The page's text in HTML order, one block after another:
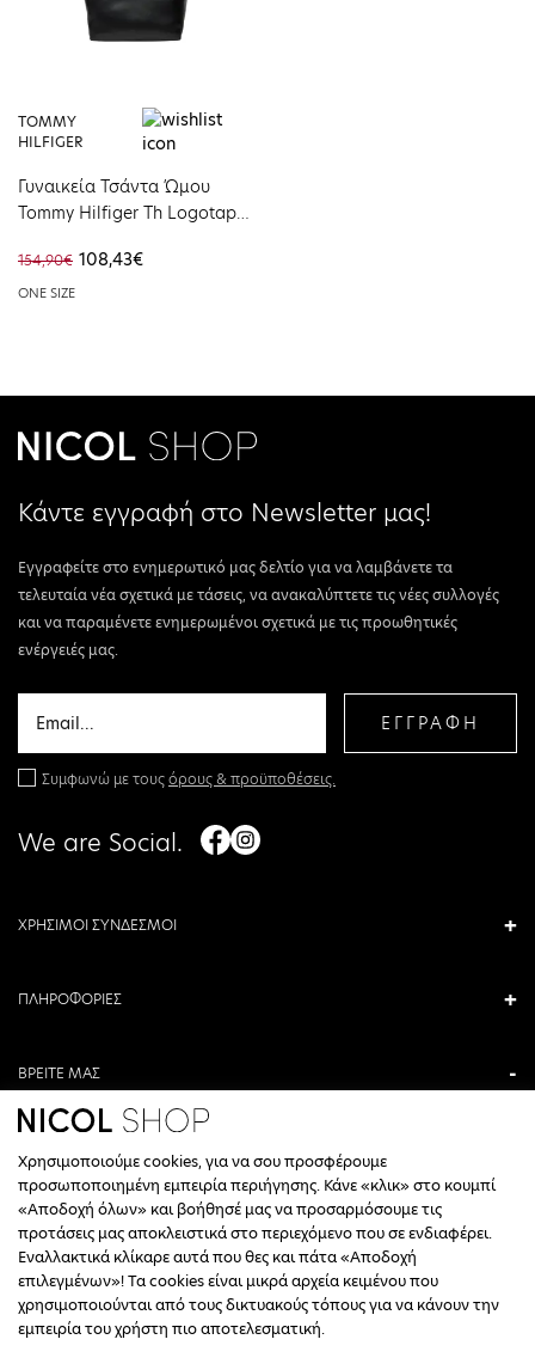
TOMMY
HILFIGER
Γυναικεία Τσάντα Ώμου
Tommy Hilfiger Th Logotape
BDS
154,90€ 108,43€
ONE SIZE
Κάντε εγγραφή στο Newsletter μας!
Εγγραφείτε στο ενημερωτικό μας δελτίο για να λαμβάνετε τα
τελευταία νέα σχετικά με τάσεις, να ανακαλύπτετε τις νέες συλλογές
και να παραμένετε ενημερωμένοι σχετικά με τις προωθητικές
ενέργειές μας.
ΕΓΓΡΑΦΗ
Συμφωνώ με τουςόρους & προϋποθέσεις.
We are Social.
ΧΡΗΣΙΜΟΙ ΣΥΝΔΕΣΜΟΙ
ΠΛΗΡΟΦΟΡΙΕΣ
ΒΡΕΙΤΕ ΜΑΣ
ΑΝΤΩΝΙΟΥ ΚΑΜΑΡΑ 3, ΒΕΡΟΙΑ, ΕΛΛΑΔΑ
+30 23310 76336
ΩΡΑΡΙΟ ΤΗΛΕΦΩΝΙΚΟΥ ΚΕΝΤΡΟΥ
ΔΕΥΤΕΡΑ, ΤΕΤΑΡΤΗ: 09:00 - 14:30
ΤΡΙΤΗ, ΠΕΜΠΤΗ, ΠΑΡΑΣΚΕΥΗ: 09:30 - 14:00 & 17:30 - 21:00
ΣΑΒΒΑΤΟ: 09:30 - 14:30
Χρησιμοποιούμε cookies, για να σου προσφέρουμε
προσωποποιημένη εμπειρία περιήγησης. Κάνε «κλικ» στο κουμπί
«Αποδοχή όλων» και βοήθησέ μας να προσαρμόσουμε τις
προτάσεις μας αποκλειστικά στο περιεχόμενο που σε ενδιαφέρει.
Εναλλακτικά κλίκαρε αυτά που θες και πάτα «Αποδοχή
επιλεγμένων»! Τα cookies είναι μικρά αρχεία κειμένου που
χρησιμοποιούνται από τους δικτυακούς τόπους για να κάνουν την
εμπειρία του χρήστη πιο αποτελεσματική.